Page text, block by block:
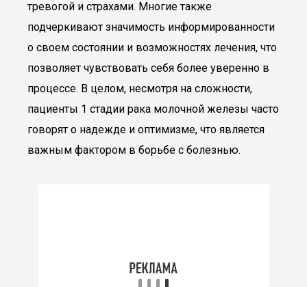
тревогой и страхами. Многие также
подчеркивают значимость информированности
о своем состоянии и возможностях лечения, что
позволяет чувствовать себя более уверенно в
процессе. В целом, несмотря на сложности,
пациенты 1 стадии рака молочной железы часто
говорят о надежде и оптимизме, что является
важным фактором в борьбе с болезнью.